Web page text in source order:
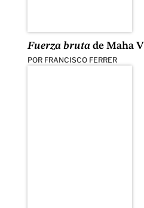
Fuerza bruta de Maha
POR FRANCISCO FERRER